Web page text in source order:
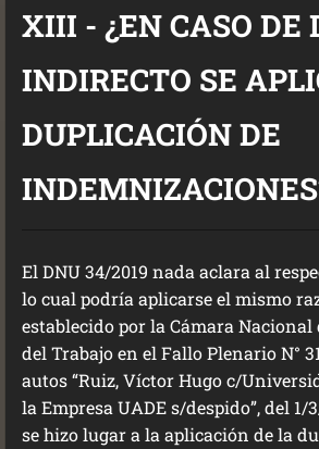
XIII - ¿EN CASO DE
INDIRECTO SE
DUPLICACIÓN DE
El DNU 34/2019 nada aclara al
lo cual podría aplicarse el mismo
establecido por la Cámara Nacional
del Trabajo en el Fallo Plenario N°
autos “Ruiz, Víctor Hugo c/
la Empresa UADE s/despido”, del 1/
se hizo lugar a la aplicación de la